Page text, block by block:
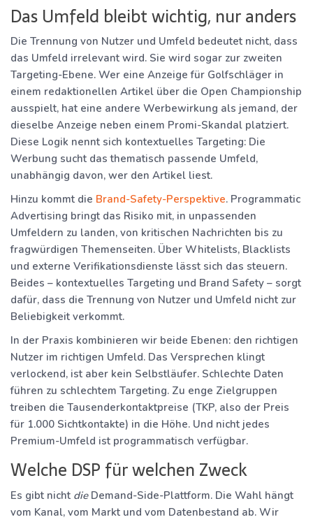
Das Umfeld bleibt wichtig, nur anders
Die Trennung von Nutzer und Umfeld bedeutet nicht, dass
das Umfeld irrelevant wird. Sie wird sogar zur zweiten
Targeting-Ebene. Wer eine Anzeige für Golfschläger in
einem redaktionellen Artikel über die Open Championship
ausspielt, hat eine andere Werbewirkung als jemand, der
dieselbe Anzeige neben einem Promi-Skandal platziert.
Diese Logik nennt sich kontextuelles Targeting: Die
Werbung sucht das thematisch passende Umfeld,
unabhängig davon, wer den Artikel liest.
Hinzu kommt die Brand-Safety-Perspektive. Programmatic
Advertising bringt das Risiko mit, in unpassenden
Umfeldern zu landen, von kritischen Nachrichten bis zu
fragwürdigen Themenseiten. Über Whitelists, Blacklists
und externe Verifikationsdienste lässt sich das steuern.
Beides – kontextuelles Targeting und Brand Safety – sorgt
dafür, dass die Trennung von Nutzer und Umfeld nicht zur
Beliebigkeit verkommt.
In der Praxis kombinieren wir beide Ebenen: den richtigen
Nutzer im richtigen Umfeld. Das Versprechen klingt
verlockend, ist aber kein Selbstläufer. Schlechte Daten
führen zu schlechtem Targeting. Zu enge Zielgruppen
treiben die Tausenderkontaktpreise (TKP, also der Preis
für 1.000 Sichtkontakte) in die Höhe. Und nicht jedes
Premium-Umfeld ist programmatisch verfügbar.
Welche DSP für welchen Zweck
Es gibt nicht dieDemand-Side-Plattform. Die Wahl hängt
vom Kanal, vom Markt und vom Datenbestand ab. Wir